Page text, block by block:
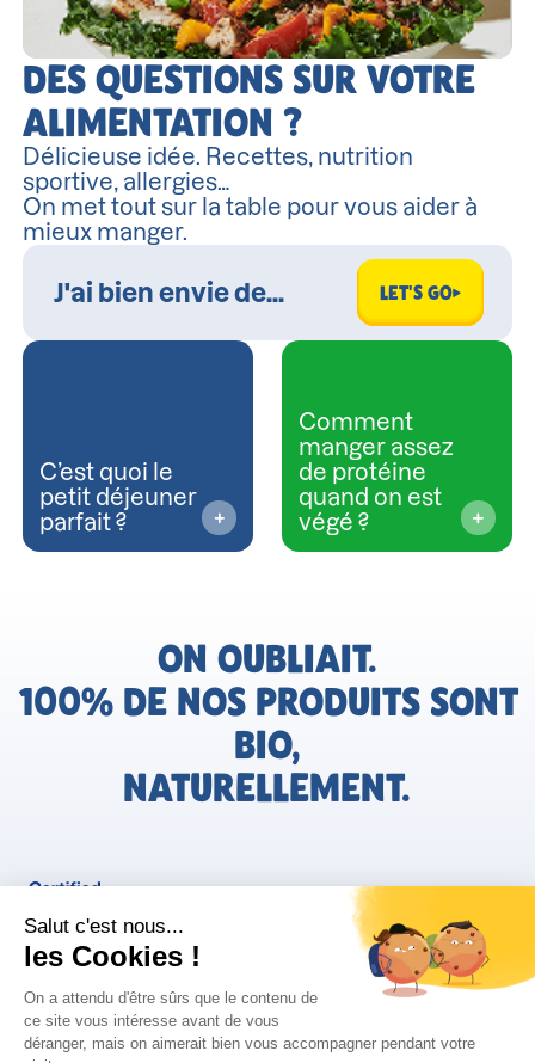
DES QUESTIONS SUR VOTRE
ALIMENTATION ?
Délicieuse idée. Recettes, nutrition
sportive, allergies…
On met tout sur la table pour vous aider à
mieux manger.
LET'S GO
C’est quoi le
petit déjeuner
parfait ?
Comment
manger assez
de protéine
quand on est
végé ?
ON OUBLIAIT.
100% DE NOS PRODUITS SONT
BIO,
NATURELLEMENT.
FR
Bjorg pour les pros
Politique de confidentialité
Instagram Facebook